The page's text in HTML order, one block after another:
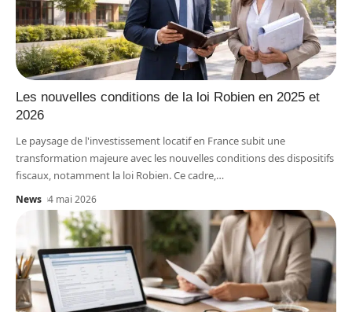
Les nouvelles conditions de la loi Robien en 2025 et
2026
Le paysage de l'investissement locatif en France subit une
transformation majeure avec les nouvelles conditions des dispositifs
fiscaux, notamment la loi Robien. Ce cadre, …
News 4 mai 2026